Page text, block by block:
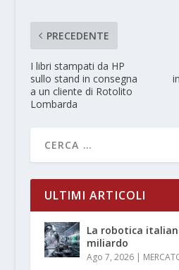
PRECEDENTE
I libri stampati da HP
sullo stand in consegna
a un cliente di Rotolito
Lombarda
ULTIMI ARTICOLI
La robotica
miliardo
Ago 7, 2026|